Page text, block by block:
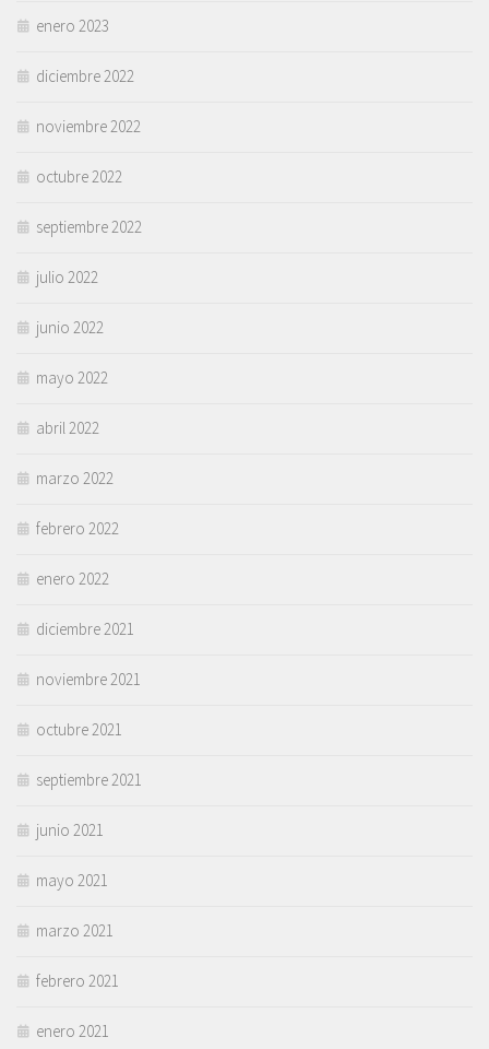
enero 2023
diciembre 2022
noviembre 2022
octubre 2022
septiembre 2022
julio 2022
junio 2022
mayo 2022
abril 2022
marzo 2022
febrero 2022
enero 2022
diciembre 2021
noviembre 2021
octubre 2021
septiembre 2021
junio 2021
mayo 2021
marzo 2021
febrero 2021
enero 2021